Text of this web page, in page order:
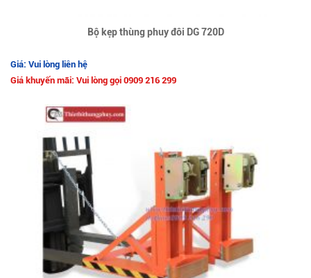
Bộ kẹp thùng phuy đôi DG 720D
Giá: Vui lòng liên hệ
Giá khuyến mãi: Vui lòng gọi 0909 216 299